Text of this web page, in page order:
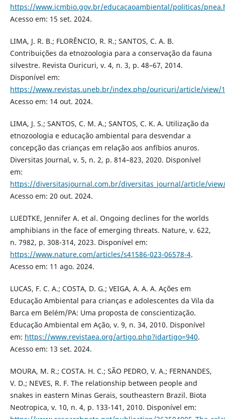
https://www.icmbio.gov.br/educacaoambiental/politicas/
Acesso em: 15 set. 2024.
LIMA, J. R. B.; FLORÊNCIO, R. R.; SANTOS, C. A. B.
Contribuições da etnozoologia para a conservação da fauna
silvestre. Revista Ouricuri, v. 4, n. 3, p. 48–67, 2014.
Disponível em:
https://www.revistas.uneb.br/index.php/ouricuri/article/view/
Acesso em: 14 out. 2024.
LIMA, J. S.; SANTOS, C. M. A.; SANTOS, C. K. A. Utilização da
etnozoologia e educação ambiental para desvendar a
concepção das crianças em relação aos anfíbios anuros.
Diversitas Journal, v. 5, n. 2, p. 814–823, 2020. Disponível
em:
https://diversitasjournal.com.br/diversitas_journal/article/
Acesso em: 20 out. 2024.
LUEDTKE, Jennifer A. et al. Ongoing declines for the worlds
amphibians in the face of emerging threats. Nature, v. 622,
n. 7982, p. 308-314, 2023. Disponível em:
https://www.nature.com/articles/s41586-023-06578-4.
Acesso em: 11 ago. 2024.
LUCAS, F. C. A.; COSTA, D. G.; VEIGA, A. A. A. Ações em
Educação Ambiental para crianças e adolescentes da Vila da
Barca em Belém/PA: Uma proposta de conscientização.
Educação Ambiental em Ação, v. 9, n. 34, 2010. Disponível
em: https://www.revistaea.org/artigo.php?idartigo=940.
Acesso em: 13 set. 2024.
MOURA, M. R.; COSTA. H. C.; SÃO PEDRO, V. A.; FERNANDES,
V. D.; NEVES, R. F. The relationship between people and
snakes in eastern Minas Gerais, southeastern Brazil. Biota
Neotropica, v. 10, n. 4, p. 133-141, 2010. Disponível em: